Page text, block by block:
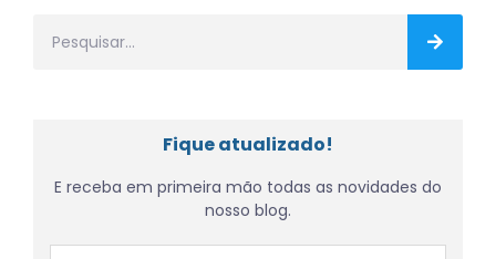
Fique atualizado!
E receba em primeira mão todas as novidades do
nosso blog.